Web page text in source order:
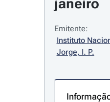
janeiro
Emitente:
Instituto
Jorge, I. P.